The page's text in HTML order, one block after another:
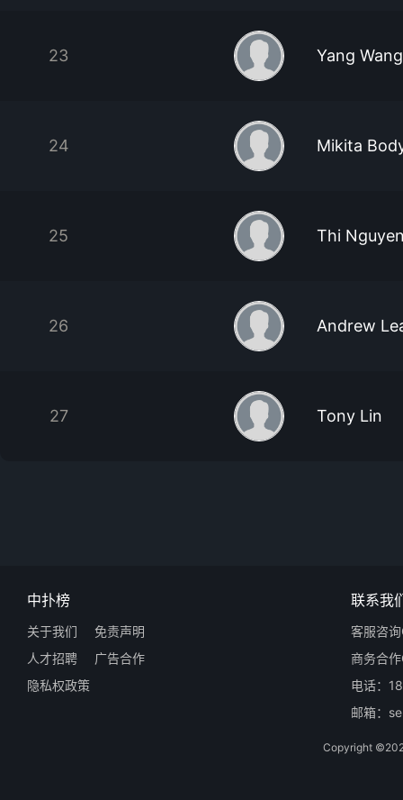
23 Yang Wang
24 Mikita
25 Thi
26 Andrew
27 Tony Lin
中扑榜
关于我们
免责声明
人才招聘
广告合作
隐私权政策
联系我
客服咨
商务合
电话：
邮箱：
Copyright